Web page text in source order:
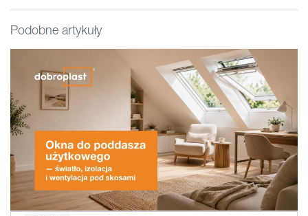
Podobne artykuły